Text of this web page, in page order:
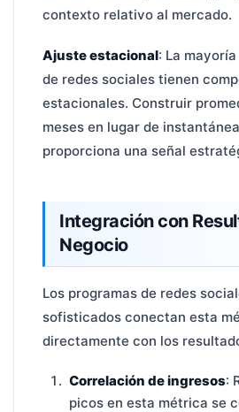
contexto relativo al mercado.
Ajuste estacional: La
de redes sociales tienen
estacionales. Construir
meses en lugar de
proporciona una señal
Integración con
Negocio
Los programas de redes
sofisticados conectan esta
directamente con los
Correlación de ingresos:
picos en esta métrica se